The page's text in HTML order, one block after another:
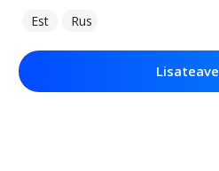
Est Rus
Lisateave